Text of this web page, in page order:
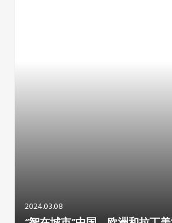
2024.03.08